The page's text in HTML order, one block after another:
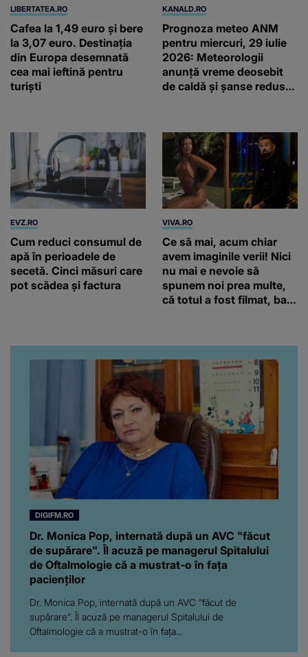
LIBERTATEA.RO
Cafea la 1,49 euro și bere
la 3,07 euro. Destinația
din Europa desemnată
cea mai ieftină pentru
turiști
KANALD.RO
Prognoza meteo ANM
pentru miercuri, 29 iulie
2026: Meteorologii
anunță vreme deosebit
de caldă și șanse reduse
EVZ.RO
Cum reduci consumul de
apă în perioadele de
secetă. Cinci măsuri care
pot scădea și factura
VIVA.RO
Ce să mai, acum chiar
avem imaginile verii! Nici
nu mai e nevoie să
spunem noi prea multe,
că totul a fost filmat, ba
da, frumoasa iubită a lui
Florin Ristei e...
DIGIFM.RO
Dr. Monica Pop, internată după un AVC "făcut
de supărare". Îl acuză pe managerul Spitalului
de Oftalmologie că a mustrat-o în fața
pacienților
Dr. Monica Pop, internată după un AVC "făcut de
supărare". Îl acuză pe managerul Spitalului de
Oftalmologie că a mustrat-o în fața...